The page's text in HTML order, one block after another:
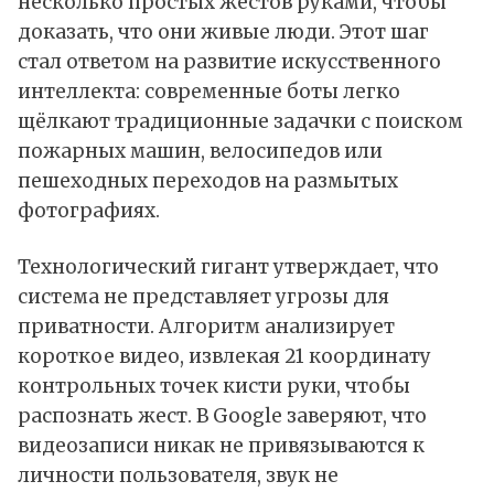
доказать, что они живые люди. Этот шаг
стал ответом на развитие искусственного
интеллекта: современные боты легко
щёлкают традиционные задачки с поиском
пожарных машин, велосипедов или
пешеходных переходов на размытых
фотографиях.
Технологический гигант утверждает, что
система не представляет угрозы для
приватности. Алгоритм анализирует
короткое видео, извлекая 21 координату
контрольных точек кисти руки, чтобы
распознать жест. В Google заверяют, что
видеозаписи никак не привязываются к
личности пользователя, звук не